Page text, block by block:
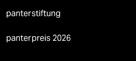
panterstiftung
panterpreis 2026